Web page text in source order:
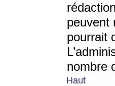
peuvent
pourrait
nombre
Haut